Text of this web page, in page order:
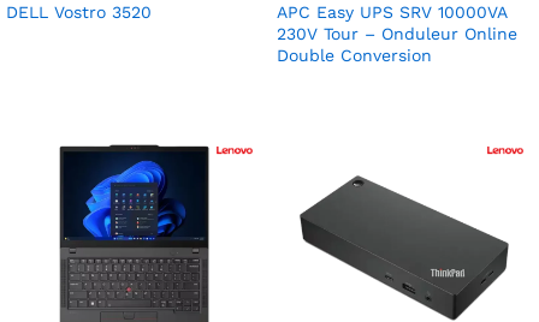
DELL Vostro 3520
APC Easy UPS SRV 10000VA
230V Tour – Onduleur Online
Double Conversion